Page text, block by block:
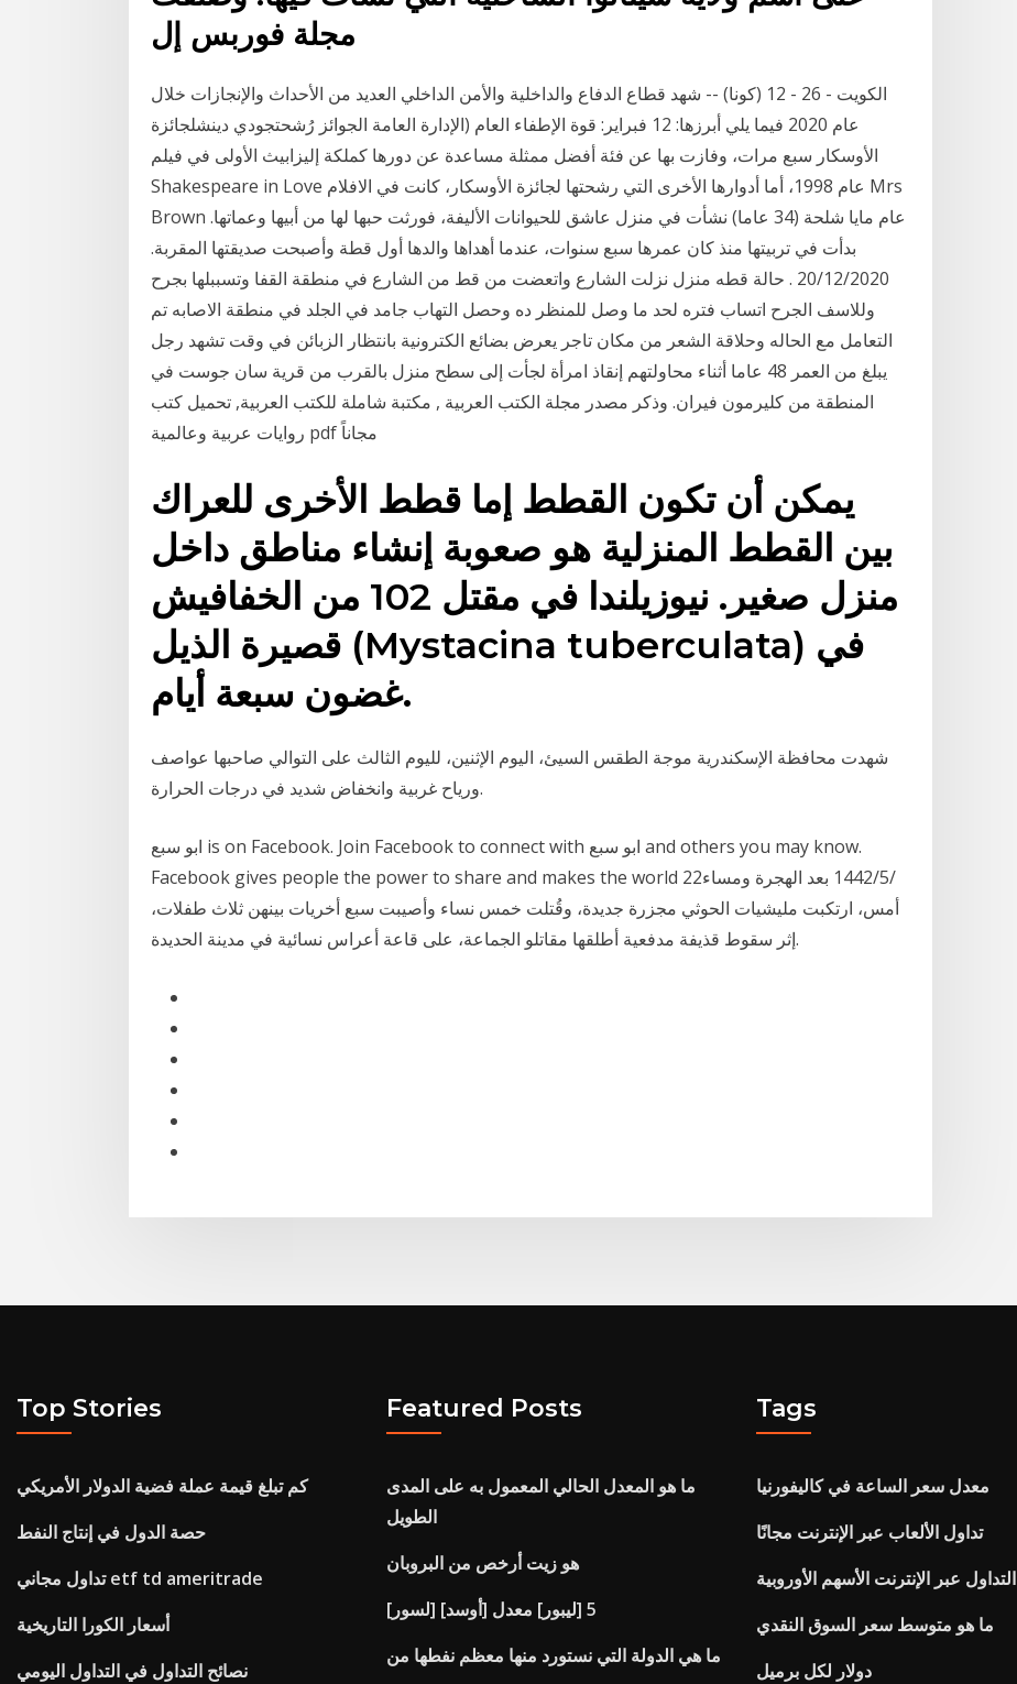
مجلة فوربس إل
الكويت - 26 - 12 (كونا) -- شهد قطاع الدفاع والداخلية والأمن الداخلي العديد من الأحداث والإنجازات خلال
عام 2020 فيما يلي أبرزها: 12 فبراير: قوة الإطفاء العام (الإدارة العامة الجوائز رُشحتجودي دينشلجائزة
الأوسكار سبع مرات، وفازت بها عن فئة أفضل ممثلة مساعدة عن دورها كملكة إليزابيث الأولى في فيلم
Shakespeare in Love عام 1998، أما أدوارها الأخرى التي رشحتها لجائزة الأوسكار، كانت في الافلام Mrs
Brown عام مايا شلحة (34 عاما) نشأت في منزل عاشق للحيوانات الأليفة، فورثت حبها لها من أبيها وعماتها.
بدأت في تربيتها منذ كان عمرها سبع سنوات، عندما أهداها والدها أول قطة وأصبحت صديقتها المقربة.
20/12/2020 . حالة قطه منزل نزلت الشارع واتعضت من قط من الشارع في منطقة القفا وتسببلها بجرح
وللاسف الجرح اتساب فتره لحد ما وصل للمنظر ده وحصل التهاب جامد في الجلد في منطقة الاصابه تم
التعامل مع الحاله وحلاقة الشعر من مكان تاجر يعرض بضائع الكترونية بانتظار الزبائن في وقت تشهد رجل
يبلغ من العمر 48 عاما أثناء محاولتهم إنقاذ امرأة لجأت إلى سطح منزل بالقرب من قرية سان جوست في
المنطقة من كليرمون فيران. وذكر مصدر مجلة الكتب العربية , مكتبة شاملة للكتب العربية, تحميل كتب
روايات عربية وعالمية pdf مجاناً
يمكن أن تكون القطط إما قطط الأخرى للعراك
بين القطط المنزلية هو صعوبة إنشاء مناطق داخل
منزل صغير. نيوزيلندا في مقتل 102 من الخفافيش
قصيرة الذيل (Mystacina tuberculata) في
غضون سبعة أيام.
شهدت محافظة الإسكندرية موجة الطقس السيئ، اليوم الإثنين، لليوم الثالث على التوالي صاحبها عواصف
ورياح غربية وانخفاض شديد في درجات الحرارة.
Facebook gives people the power to share and makes the world 22‏‏/5‏‏/1442 بعد الهجرة ومساء
أمس، ارتكبت مليشيات الحوثي مجزرة جديدة، وقُتلت خمس نساء وأصيبت سبع أخريات بينهن ثلاث طفلات،
إثر سقوط قذيفة مدفعية أطلقها مقاتلو الجماعة، على قاعة أعراس نسائية في مدينة الحديدة.
Top Stories
كم تبلغ قيمة عملة فضية الدولار الأمريكي
حصة الدول في إنتاج النفط
تداول مجاني etf td ameritrade
أسعار الكورا التاريخية
نصائح التداول في التداول اليومي
Featured Posts
ما هو المعدل الحالي المعمول به على المدى
الطويل
هو زيت أرخص من البروبان
[لسور] 5 [ليبور] معدل [أوسد]
ما هي الدولة التي نستورد منها معظم نفطها من
Tags
معدل سعر الساعة في كاليفورنيا
تداول الألعاب عبر الإنترنت مجانًا
التداول عبر الإنترنت الأسهم الأوروبية
ما هو متوسط ​​سعر السوق النقدي
دولار لكل برميل